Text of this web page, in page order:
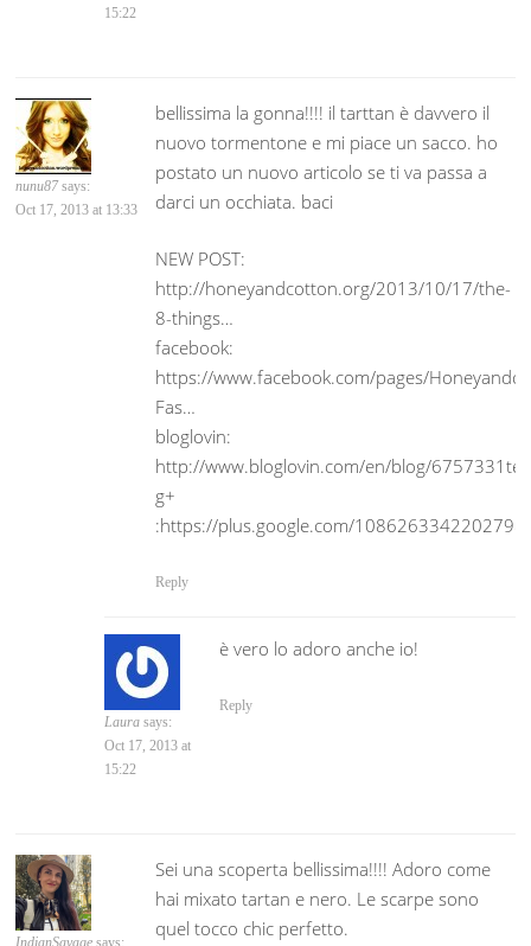
15:22
nunu87 says:
Oct 17, 2013 at 13:33
bellissima la gonna!!!! il tarttan è davvero il
nuovo tormentone e mi piace un sacco. ho
postato un nuovo articolo se ti va passa a
darci un occhiata. baci
NEW POST:
http://honeyandcotton.org/2013/10/17/the-
8-things…
facebook:
https://www.facebook.com/pages/
Fas…
bloglovin:
http://www.bloglovin.com/en/blog/6757331te
g+
:https://plus.google.com/
Reply
Laura says:
Oct 17, 2013 at
15:22
è vero lo adoro anche io!
Reply
IndianSavage says:
Sei una scoperta bellissima!!!! Adoro come
hai mixato tartan e nero. Le scarpe sono
quel tocco chic perfetto.